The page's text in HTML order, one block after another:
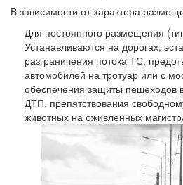
В зависимости от характера
Для постоянного размещения
Устанавливаются на дорогах,
разграничения потока ТС,
автомобилей на тротуар или с
обеспечения защиты пешеходов
ДТП, препятствования
животных на оживленных